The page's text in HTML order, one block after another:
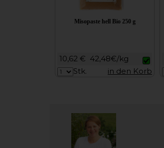
Misopaste hell Bio 250 g
10,62 € 42,48€/kg
Stk.
in den Korb